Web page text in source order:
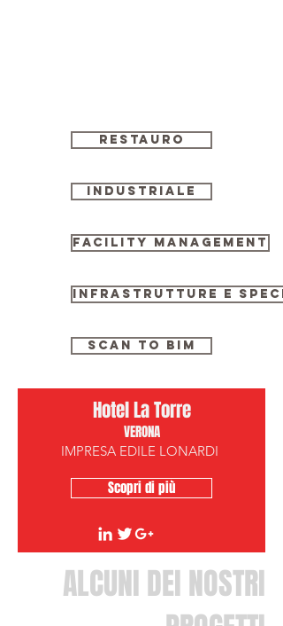
RESTAURO
INDUSTRIALE
FACILITY MANAGEMENT
INFRASTRUTTURE E
SCAN TO BIM
Hotel La Torre
VERONA
IMPRESA EDILE LONARDI
Scopri di più
ALCUNI DEI NOSTRI